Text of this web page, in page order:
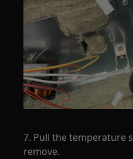
7. Pull the temperature
remove.